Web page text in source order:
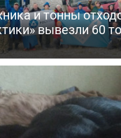
и тонны
вывезли 60